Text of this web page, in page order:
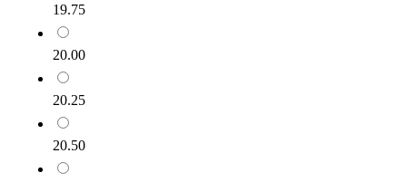
19.75
20.00
20.25
20.50